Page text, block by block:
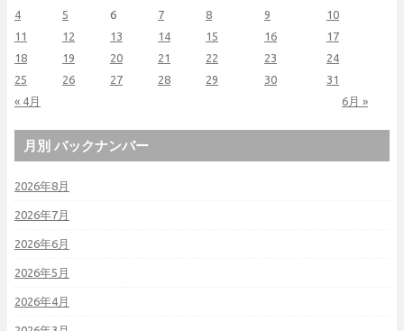
« 4月 6月 »
4
5 6 7 8 9
10
11
12 13 14 15 16
17
18
19 20 21 22 23
24
25
26 27 28 29 30 31
月別 バックナンバー
2026年8月
2026年7月
2026年6月
2026年5月
2026年4月